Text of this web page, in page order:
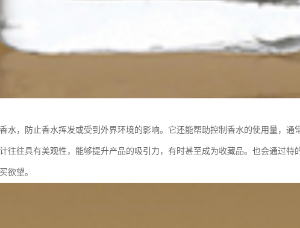
水，防止香水挥发或受到外界环境的影响。它还能帮助控制香水的使用量，通
往往具有美观性，能够提升产品的吸引力，有时甚至成为收藏品。也会通过特
欲望。